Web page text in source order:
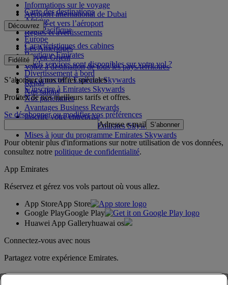
Informations sur le voyage
Aéroport international de Dubai
Depuis et vers l’aéroport
Règles et avertissements
Carte des destinations
Afrique
Asie-Pacifique
Europe
Les Amériques
Moyen-Orient
Volez à destination de tous les pays/territoires
Découvrez
Caractéristiques des cabines
Boutique Emirates
Quels services sont disponibles sur votre vol ?
Divertissement à bord
Repas
Nos salons
Fidélité
Se connecter à Emirates Skywards
S’inscrire à Emirates Skywards
Nos partenaires
Avantages Business Rewards
Inscrire votre entreprise
Règles du programme Emirates Skywards
Mises à jour du programme Emirates Skywards
S’abonner à nos offres spéciales
Profitez de nos meilleurs tarifs et offres.
Se désabonner ou modifier vos préférences
Adresse e-mail S’abonner
Pour obtenir plus d'informations sur notre utilisation de vos données,
consultez notre politique de confidentialité.
App Emirates
Réservez et gérez vos vols partout où vous allez.
App StoreApp Store
Google PlayGoogle Play
Huawei App Galleryhuawai os
Connectez-vous avec nous
Partagez votre expérience Emirates.